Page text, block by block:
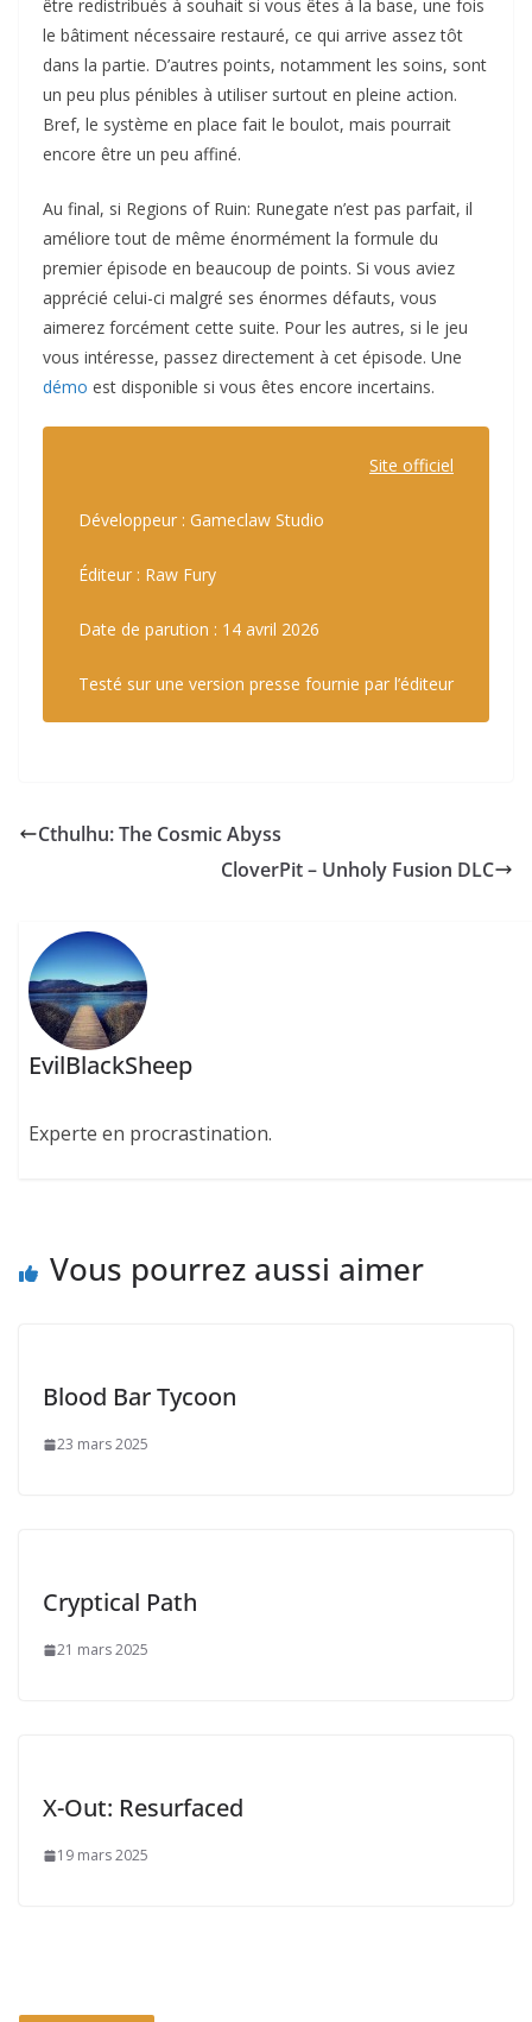
être redistribués à souhait si vous êtes à la base, une fois
le bâtiment nécessaire restauré, ce qui arrive assez tôt
dans la partie. D’autres points, notamment les soins, sont
un peu plus pénibles à utiliser surtout en pleine action.
Bref, le système en place fait le boulot, mais pourrait
encore être un peu affiné.
Au final, si Regions of Ruin: Runegate n’est pas parfait, il
améliore tout de même énormément la formule du
premier épisode en beaucoup de points. Si vous aviez
apprécié celui-ci malgré ses énormes défauts, vous
aimerez forcément cette suite. Pour les autres, si le jeu
vous intéresse, passez directement à cet épisode. Une
démo est disponible si vous êtes encore incertains.
Site officiel
Développeur : Gameclaw Studio
Éditeur : Raw Fury
Date de parution : 14 avril 2026
Testé sur une version presse fournie par l’éditeur
Cthulhu: The Cosmic Abyss
CloverPit – Unholy Fusion DLC
EvilBlackSheep
Experte en procrastination.
Vous pourrez aussi aimer
Blood Bar Tycoon
23 mars 2025
Cryptical Path
21 mars 2025
X-Out: Resurfaced
19 mars 2025